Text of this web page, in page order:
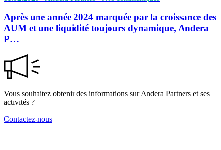
Après une année 2024 marquée par la croissance des
AUM et une liquidité toujours dynamique, Andera
P…
Vous souhaitez obtenir des informations sur Andera Partners et ses
activités ?
Contactez-nous